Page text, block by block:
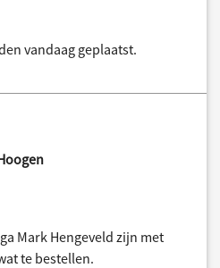
vandaag geplaatst.
Mark Hengeveld zijn met
te bestellen.